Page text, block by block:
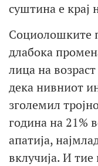
суштина e крај
Социолошките
длабока
лица на
дека нивниот
зголемил
година на 21%
апатија,
вклучија. И